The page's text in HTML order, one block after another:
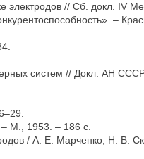
электродов // Сб. докл. IV
–
систем // Докл. АН
М., 1953. – 186 с.
/ А. Е. Марченко, Н. В.